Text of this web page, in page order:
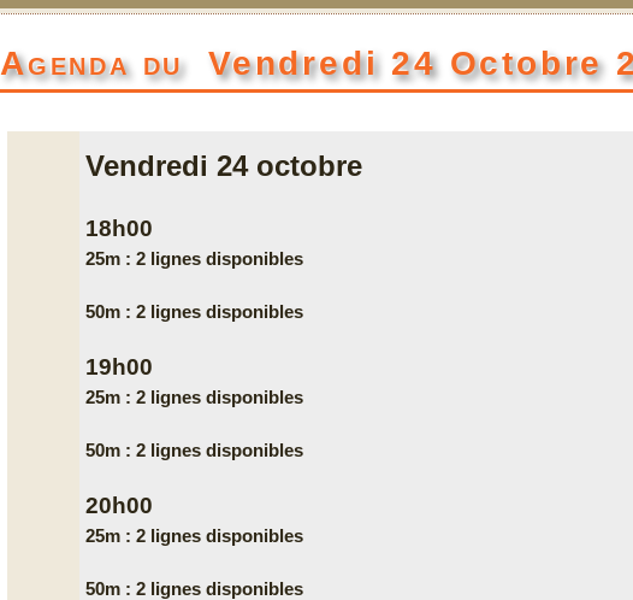
Agenda du Vendredi 24 Octobre
Vendredi 24 octobre
18h00
25m : 2 lignes disponibles
50m : 2 lignes disponibles
19h00
25m : 2 lignes disponibles
50m : 2 lignes disponibles
20h00
25m : 2 lignes disponibles
50m : 2 lignes disponibles